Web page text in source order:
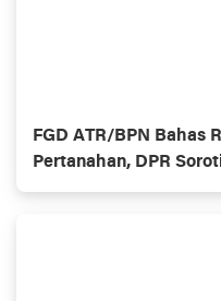
FGD ATR/BPN Bahas
Pertanahan, DPR
Jakarta